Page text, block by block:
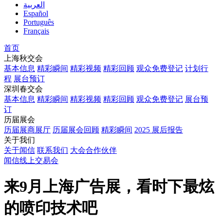
العربية
Español
Português
Français
首页
上海秋交会
基本信息 精彩瞬间 精彩视频 精彩回顾 观众免费登记 计划行
程 展台预订
深圳春交会
基本信息 精彩瞬间 精彩视频 精彩回顾 观众免费登记 展台预
订
历届展会
历届展商展厅 历届展会回顾 精彩瞬间 2025 展后报告
关于我们
关于闻信 联系我们 大会合作伙伴
闻信线上交易会
来9月上海广告展，看时下最炫
的喷印技术吧